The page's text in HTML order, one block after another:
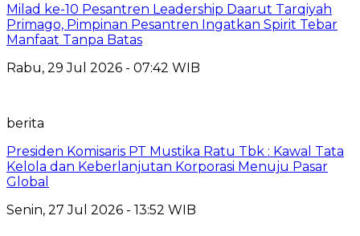
Milad ke-10 Pesantren Leadership Daarut Tarqiyah
Primago, Pimpinan Pesantren Ingatkan Spirit Tebar
Manfaat Tanpa Batas
Rabu, 29 Jul 2026 - 07:42 WIB
berita
Presiden Komisaris PT Mustika Ratu Tbk : Kawal Tata
Kelola dan Keberlanjutan Korporasi Menuju Pasar
Global
Senin, 27 Jul 2026 - 13:52 WIB